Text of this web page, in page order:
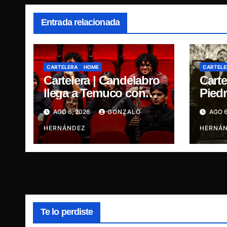
Entrada relacionada
CARTELERA HOME
Cartelera | Candelabro
llega a Temuco con
una noche cargada de
indie
AGO 6, 2026 GONZALO
HERNÁNDEZ
René
AGO
Te lo perdiste